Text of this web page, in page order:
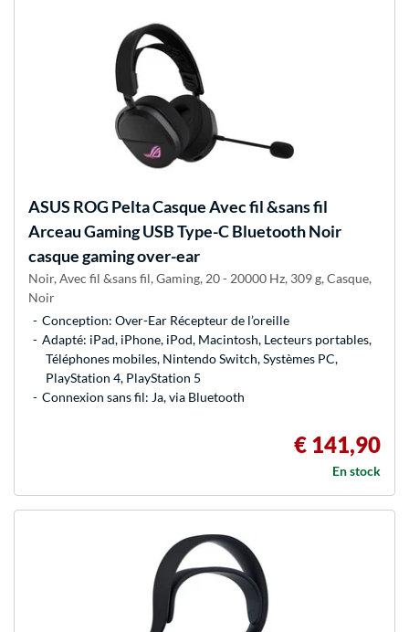
ASUS ROG Pelta Casque Avec fil &sans fil
Arceau Gaming USB Type-C Bluetooth Noir
casque gaming over-ear
Noir, Avec fil &sans fil, Gaming, 20 - 20000 Hz, 309 g, Casque,
Noir
Conception: Over-Ear Récepteur de l’oreille
Adapté: iPad, iPhone, iPod, Macintosh, Lecteurs portables,
Téléphones mobiles, Nintendo Switch, Systèmes PC,
PlayStation 4, PlayStation 5
Connexion sans fil: Ja, via Bluetooth
€ 141,90
En stock